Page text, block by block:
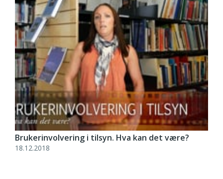
Brukerinvolvering i tilsyn. Hva kan det være?
18.12.2018